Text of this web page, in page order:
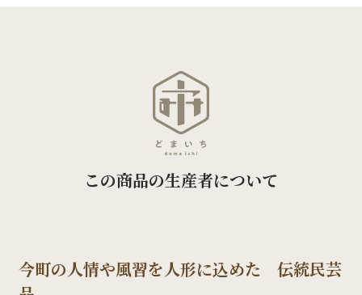
この商品の生産者について
今町の人情や風習を人形に込めた 伝統民芸